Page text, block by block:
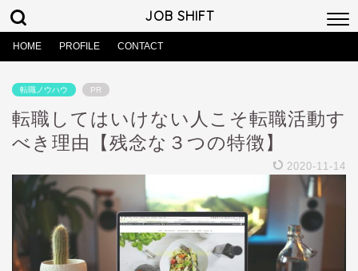
JOB SHIFT
HOME PROFILE CONTACT
転職ノウハウ PR
転職してはいけない人こそ転職活動す
べき理由【残念な３つの特徴】
2020-11-14